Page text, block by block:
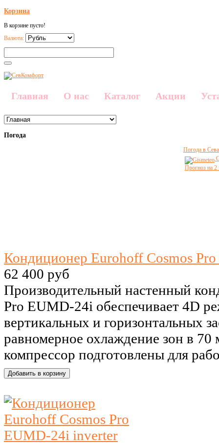
Корзина
В корзине пусто!
Валюта:
Главная О нас Каталог Акции
Погода
Погода в
Прогноз на 2
Кондиционер Eurohoff Cosmos
62 400 руб
Производительный настенный
Pro EUMD-24i обеспечивает 4D
вертикальных и горизонтальных
равномерное охлаждение зон в
компрессор подготовлены для